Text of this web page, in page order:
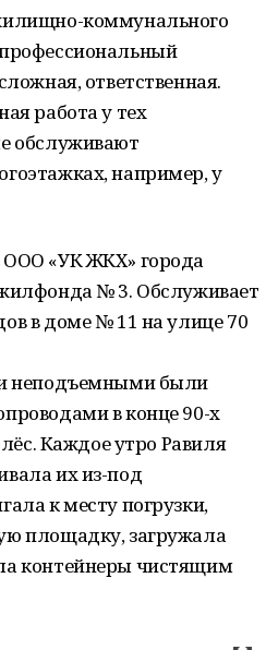
коммунального
ответственная.
работа у тех
обслуживают
например, у
«УК ЖКХ» города
№ 3. Обслуживает
в доме № 11 на улице 70
неподъемными были
в конце 90-х
Каждое утро Равиля
их из-под
к месту погрузки,
площадку, загружала
контейнеры чистящим